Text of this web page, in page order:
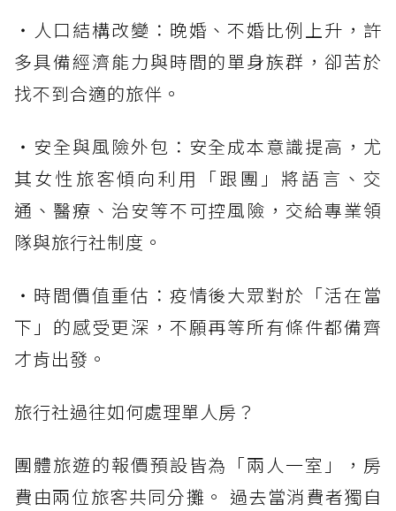
・人口結構改變：晚婚、不婚比例上升，許
多具備經濟能力與時間的單身族群，卻苦於
找不到合適的旅伴。
・安全與風險外包：安全成本意識提高，尤
其女性旅客傾向利用「跟團」將語言、交
通、醫療、治安等不可控風險，交給專業領
隊與旅行社制度。
・時間價值重估：疫情後大眾對於「活在當
下」的感受更深，不願再等所有條件都備齊
才肯出發。
旅行社過往如何處理單人房？
團體旅遊的報價預設皆為「兩人一室」，房
費由兩位旅客共同分攤。 過去當消費者獨自